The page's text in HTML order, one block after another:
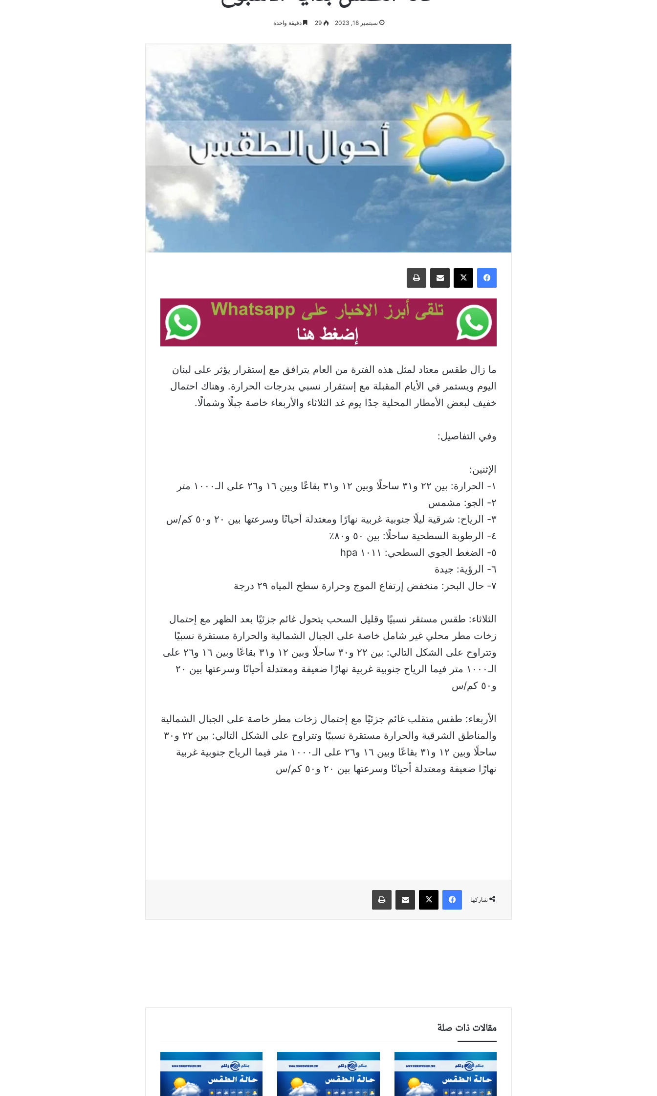
سبتمبر 18, 2023 29 دقيقة واحدة
فيسبوك ‫X مشاركة عبر البريد طباعة
ما زال طقس معتاد لمثل هذه الفترة من العام يترافق مع إستقرار يؤثر على لبنان
اليوم ويستمر في الأيام المقبلة مع إستقرار نسبي بدرجات الحرارة. وهناك احتمال
خفيف لبعض الأمطار المحلية جدًا يوم غد الثلاثاء والأربعاء خاصة جبلًا وشمالًا.
وفي التفاصيل:
الإثنين:
١- الحرارة: بين ٢٢ و٣١ ساحلًا وبين ١٢ و٣١ بقاعًا وبين ١٦ و٢٦ على الـ١٠٠٠ متر
٢- الجو: مشمس
٣- الرياح: شرقية ليلًا جنوبية غربية نهارًا ومعتدلة أحيانًا وسرعتها بين ٢٠ و٥٠ كم/س
٤- الرطوبة السطحية ساحلًا: بين ٥٠ و٨٠٪؜
٥- الضغط الجوي السطحي: ١٠١١ hpa
٦- الرؤية: جيدة
٧- حال البحر: منخفض إرتفاع الموج وحرارة سطح المياه ٢٩ درجة
الثلاثاء: طقس مستقر نسبيًا وقليل السحب يتحول غائم جزئيًا بعد الظهر مع إحتمال
زخات مطر محلي غير شامل خاصة على الجبال الشمالية والحرارة مستقرة نسبيًا
وتتراوح على الشكل التالي: بين ٢٢ و٣٠ ساحلًا وبين ١٢ و٣١ بقاعًا وبين ١٦ و٢٦ على
الـ١٠٠٠ متر فيما الرياح جنوبية غربية نهارًا ضعيفة ومعتدلة أحيانًا وسرعتها بين ٢٠
و٥٠ كم/س
الأربعاء: طقس متقلب غائم جزئيًا مع إحتمال زخات مطر خاصة على الجبال الشمالية
والمناطق الشرقية والحرارة مستقرة نسبيًا وتتراوح على الشكل التالي: بين ٢٢ و٣٠
ساحلًا وبين ١٢ و٣١ بقاعًا وبين ١٦ و٢٦ على الـ١٠٠٠ متر فيما الرياح جنوبية غربية
نهارًا ضعيفة ومعتدلة أحيانًا وسرعتها بين ٢٠ و٥٠ كم/س
شاركها
فيسبوك ‫X مشاركة عبر البريد طباعة
مقالات ذات صلة